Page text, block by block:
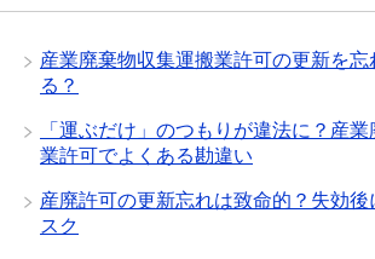
産業廃棄物収集運搬業許可の更新を忘
る？
「運ぶだけ」のつもりが違法に？産
業許可でよくある勘違い
産廃許可の更新忘れは致命的？失効後
スク